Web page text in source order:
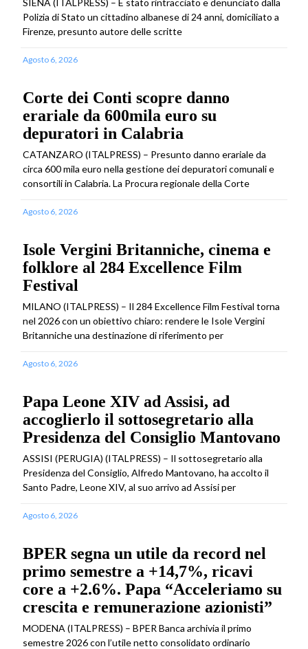
SIENA (ITALPRESS) – È stato rintracciato e denunciato dalla
Polizia di Stato un cittadino albanese di 24 anni, domiciliato a
Firenze, presunto autore delle scritte
Agosto 6, 2026
Corte dei Conti scopre danno
erariale da 600mila euro su
depuratori in Calabria
CATANZARO (ITALPRESS) – Presunto danno erariale da
circa 600 mila euro nella gestione dei depuratori comunali e
consortili in Calabria. La Procura regionale della Corte
Agosto 6, 2026
Isole Vergini Britanniche, cinema e
folklore al 284 Excellence Film
Festival
MILANO (ITALPRESS) – Il 284 Excellence Film Festival torna
nel 2026 con un obiettivo chiaro: rendere le Isole Vergini
Britanniche una destinazione di riferimento per
Agosto 6, 2026
Papa Leone XIV ad Assisi, ad
accoglierlo il sottosegretario alla
Presidenza del Consiglio Mantovano
ASSISI (PERUGIA) (ITALPRESS) – Il sottosegretario alla
Presidenza del Consiglio, Alfredo Mantovano, ha accolto il
Santo Padre, Leone XIV, al suo arrivo ad Assisi per
Agosto 6, 2026
BPER segna un utile da record nel
primo semestre a +14,7%, ricavi
core a +2.6%. Papa “Acceleriamo su
crescita e remunerazione azionisti”
MODENA (ITALPRESS) – BPER Banca archivia il primo
semestre 2026 con l’utile netto consolidato ordinario